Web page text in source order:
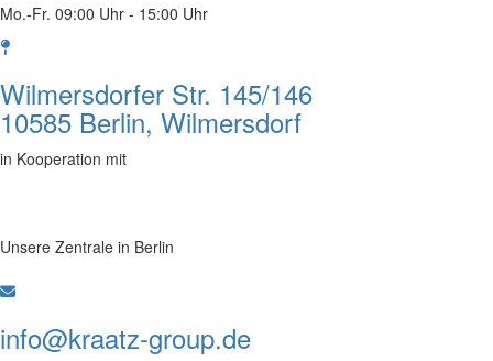
Mo.-Fr. 09:00 Uhr - 15:00 Uhr
Wilmersdorfer Str. 145/146
10585 Berlin, Wilmersdorf
in Kooperation mit
Unsere Zentrale in Berlin
info@kraatz-group.de